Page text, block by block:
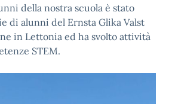
della nostra scuola è stato
di alunni del Ernsta Glika Valst
in Lettonia ed ha svolto attività
STEM.